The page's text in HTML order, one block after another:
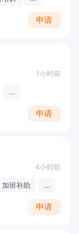
申请
1小时前
...
申请
4小时前
加班补助 ...
申请